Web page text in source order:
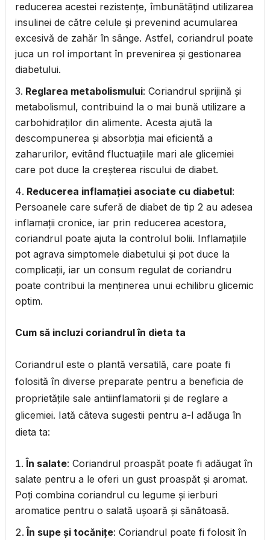
reducerea acestei rezistențe, îmbunătățind utilizarea
insulinei de către celule și prevenind acumularea
excesivă de zahăr în sânge. Astfel, coriandrul poate
juca un rol important în prevenirea și gestionarea
diabetului.
Reglarea metabolismului: Coriandrul sprijină și
metabolismul, contribuind la o mai bună utilizare a
carbohidraților din alimente. Acesta ajută la
descompunerea și absorbția mai eficientă a
zaharurilor, evitând fluctuațiile mari ale glicemiei
care pot duce la creșterea riscului de diabet.
Reducerea inflamației asociate cu diabetul:
Persoanele care suferă de diabet de tip 2 au adesea
inflamații cronice, iar prin reducerea acestora,
coriandrul poate ajuta la controlul bolii. Inflamațiile
pot agrava simptomele diabetului și pot duce la
complicații, iar un consum regulat de coriandru
poate contribui la menținerea unui echilibru glicemic
optim.
Cum să incluzi coriandrul în dieta ta
Coriandrul este o plantă versatilă, care poate fi
folosită în diverse preparate pentru a beneficia de
proprietățile sale antiinflamatorii și de reglare a
glicemiei. Iată câteva sugestii pentru a-l adăuga în
dieta ta:
În salate: Coriandrul proaspăt poate fi adăugat în
salate pentru a le oferi un gust proaspăt și aromat.
Poți combina coriandrul cu legume și ierburi
aromatice pentru o salată ușoară și sănătoasă.
În supe și tocănițe: Coriandrul poate fi folosit în